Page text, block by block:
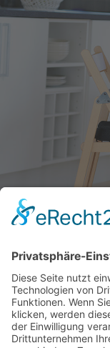
Weiterentwicklung
Qualitätsniveau.
DIE SISSEL